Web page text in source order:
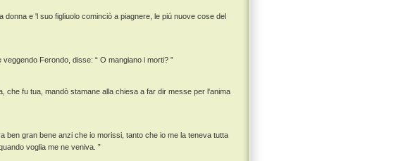
e 'l suo figliuolo cominciò a piagnere, le piú nuove cose del
Ferondo, disse: “ O mangiano i morti? ”
che fu tua, mandò stamane alla chiesa a far dir messe per l'anima
ben gran bene anzi che io morissi, tanto che io me la teneva tutta
voglia me ne veniva. ”